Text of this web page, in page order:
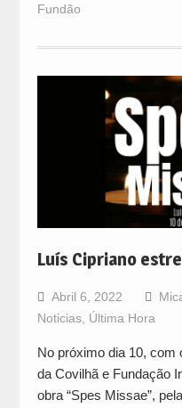
Fundão
Luís Cipriano
Abril 6, 2022
Noticias, Última Hora
No próximo dia 10, com
da Covilhã e Fundação
obra “Spes Missae”,